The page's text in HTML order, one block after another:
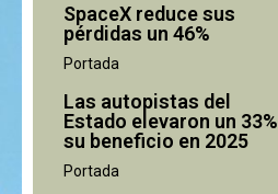
SpaceX reduce sus
pérdidas un 46%
Portada
Las autopistas del
Estado elevaron un 33%
su beneficio en 2025
Portada